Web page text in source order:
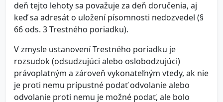
deň tejto lehoty sa považuje za deň doručenia, aj
keď sa adresát o uložení písomnosti nedozvedel (§
66 ods. 3 Trestného poriadku).
V zmysle ustanovení Trestného poriadku je
rozsudok (odsudzujúci alebo oslobodzujúci)
právoplatným a zároveň vykonateľným vtedy, ak nie
je proti nemu prípustné podať odvolanie alebo
odvolanie proti nemu je možné podať, ale bolo